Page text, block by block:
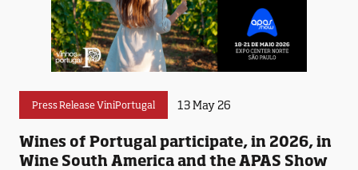
Press Release ViniPortugal 13 May 26
Wines of Portugal participate, in 2026, in
Wine South America and the APAS Show